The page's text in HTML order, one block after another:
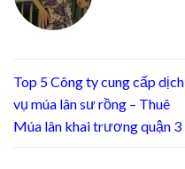
Top 5 Công ty cung cấp dịch
vụ múa lân sư rồng – Thuê
Múa lân khai trương quận 3